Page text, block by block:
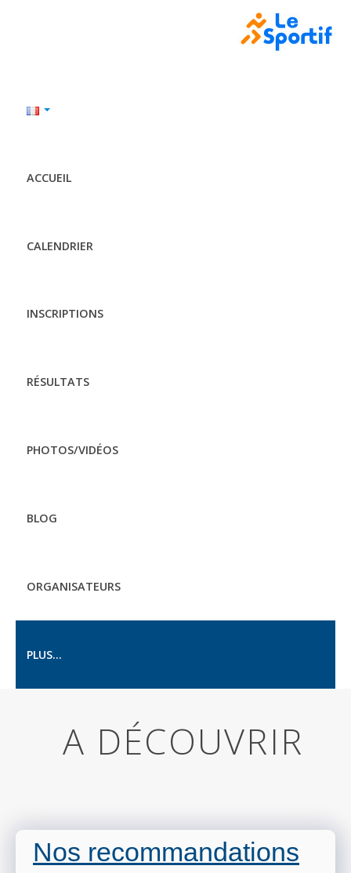
ACCUEIL
CALENDRIER
INSCRIPTIONS
RÉSULTATS
PHOTOS/VIDÉOS
BLOG
ORGANISATEURS
PLUS...
A DÉCOUVRIR
Nos recommandations